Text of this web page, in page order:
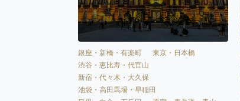
銀座・新橋・有楽町
東京・日本橋
渋谷・恵比寿・代官山
新宿・代々木・大久保
池袋・高田馬場・早稲田